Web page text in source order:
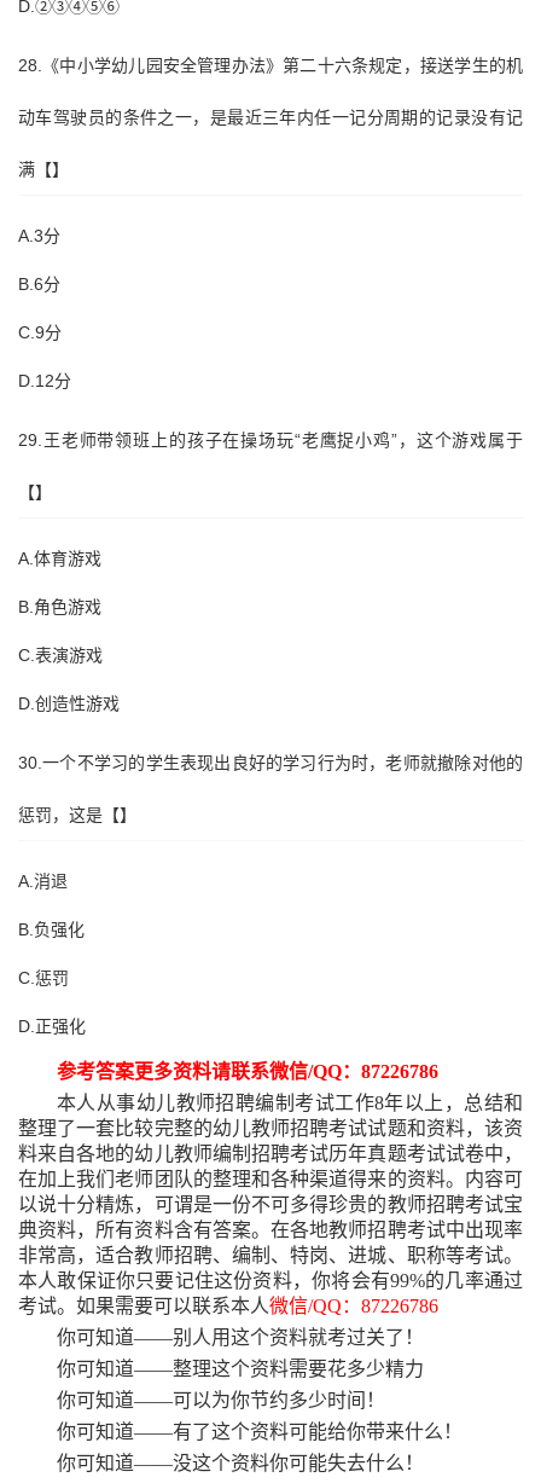
D.②③④⑤⑥
28.《中小学幼儿园安全管理办法》第二十六条规定，接送学生的机
动车驾驶员的条件之一，是最近三年内任一记分周期的记录没有记
满【】
A.3分
B.6分
C.9分
D.12分
29.王老师带领班上的孩子在操场玩“老鹰捉小鸡”，这个游戏属于
【】
A.体育游戏
B.角色游戏
C.表演游戏
D.创造性游戏
30.一个不学习的学生表现出良好的学习行为时，老师就撤除对他的
惩罚，这是【】
A.消退
B.负强化
C.惩罚
D.正强化
参考答案更多资料请联系微信/QQ：87226786
本人从事幼儿教师招聘编制考试工作8年以上，总结和
整理了一套比较完整的幼儿教师招聘考试试题和资料，该资
料来自各地的幼儿教师编制招聘考试历年真题考试试卷中，
在加上我们老师团队的整理和各种渠道得来的资料。内容可
以说十分精炼，可谓是一份不可多得珍贵的教师招聘考试宝
典资料，所有资料含有答案。在各地教师招聘考试中出现率
非常高，适合教师招聘、编制、特岗、进城、职称等考试。
本人敢保证你只要记住这份资料，你将会有99%的几率通过
考试。如果需要可以联系本人微信/QQ：87226786
你可知道——别人用这个资料就考过关了！
你可知道——整理这个资料需要花多少精力
你可知道——可以为你节约多少时间！
你可知道——有了这个资料可能给你带来什么！
你可知道——没这个资料你可能失去什么！